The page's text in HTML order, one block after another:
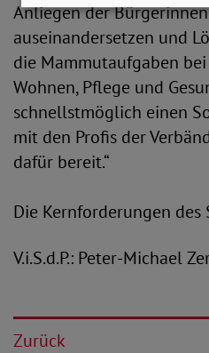
Anliegen der
auseinandersetzen und
die Mammutaufgaben
Wohnen, Pflege und
schnellstmöglich einen
mit den Profis der
dafür bereit.“
Die Kernforderungen des
V.i.S.d.P.: Peter-Michael
Zurück